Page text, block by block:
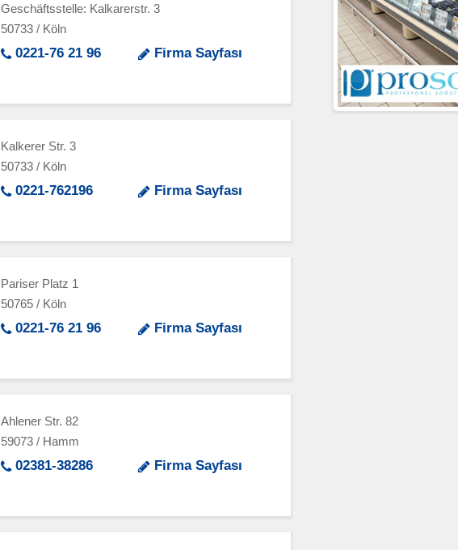
Geschäftsstelle: Kalkarerstr. 3
50733 / Köln
0221-76 21 96 Firma Sayfası
Kalkerer Str. 3
50733 / Köln
0221-762196 Firma Sayfası
Pariser Platz 1
50765 / Köln
0221-76 21 96 Firma Sayfası
Ahlener Str. 82
59073 / Hamm
02381-38286 Firma Sayfası